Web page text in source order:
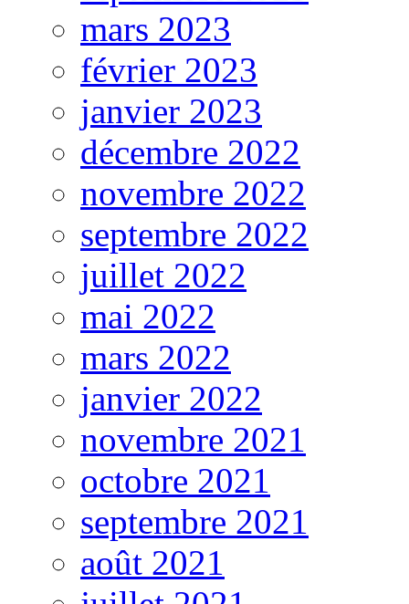
mars 2023
février 2023
janvier 2023
décembre 2022
novembre 2022
septembre 2022
juillet 2022
mai 2022
mars 2022
janvier 2022
novembre 2021
octobre 2021
septembre 2021
août 2021